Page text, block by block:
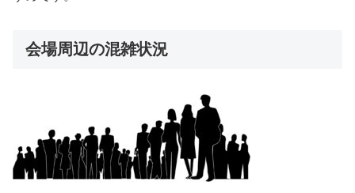
会場周辺の混雑状況